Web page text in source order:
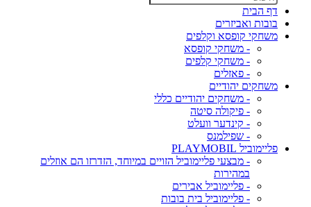
דף הבית
בובות ואביזרים
משחקי קופסא וקלפים
- משחקי קופסא
- משחקי קלפים
- פאזלים
משחקים יהודיים
- משחקים יהודיים כללי
- פיקולה סיטה
- קינדער וועלט
- שפילמנס
פליימוביל PLAYMOBIL
- מבצעי פליימוביל הזויים במיוחד, הזדרזו הם אוזלים
במהירות
- פליימוביל אבירים
- פליימוביל בית בובות